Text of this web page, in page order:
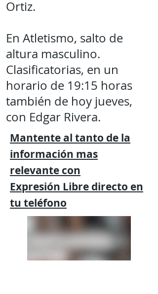
Ortiz.
En Atletismo, salto de
altura masculino.
Clasificatorias, en un
horario de 19:15 horas
también de hoy jueves,
con Edgar Rivera.
Mantente al tanto de la
información mas
relevante con
Expresión Libre directo en
tu teléfono